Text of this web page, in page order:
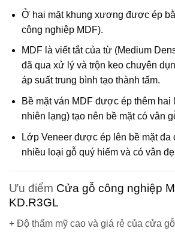
Ở hai mặt khung xương được ép
công nghiệp MDF).
MDFlà viết tắt của từ (Medium
đã qua xử lý và trộn keo chuyên
áp suất trung bình tạo thành tấm.
Bề mặt ván MDF được ép thêm hai
nhiên lạng) tạo nên bề mặt có vân
Lớp Veneer được ép lên bề mặt đa
nhiều loại gỗ quý hiếm và có vân
Ưu điểm Cửa gỗ công nghiệp
KD.R3GL
+ Độ thẩm mỹ cao và giá rẻ của cửa